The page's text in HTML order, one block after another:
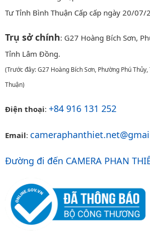
Tư Tỉnh Bình Thuận Cấp cấp ngày 20/07/
Trụ sở chính: G27 Hoàng Bích Sơn,
Tỉnh Lâm Đồng.
(Trước đây: G27 Hoàng Bích Sơn, Phường Phú Thủy,
Thuận)
Điện thoại: +84 916 131 252
Email:
Đường đi đến CAMERA PHAN